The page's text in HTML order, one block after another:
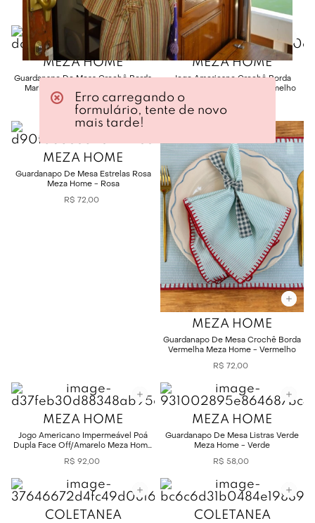
R$ 88,00 R$ 88,00
MEZA HOME
Guardanapo De Mesa Crochê Borda
Marinho Meza Home - Marinho
72
MEZA HOME
Jogo Americano Crochê Borda
Vermelha Meza Home - Vermelho
MEZA HOME
Guardanapo De Mesa Estrelas Rosa
Meza Home - Rosa
R$ 72,00
MEZA HOME
Guardanapo De Mesa Crochê Borda
Vermelha Meza Home - Vermelho
R$ 72,00
MEZA HOME
Jogo Americano Impermeável Poá
Dupla Face Off/Amarelo Meza Home
- Amarelo
R$ 92,00
MEZA HOME
Guardanapo De Mesa Listras Verde
Meza Home - Verde
R$ 58,00
COLETANEA COLETANEA
Erro carregando o
formulário, tente de novo
mais tarde!